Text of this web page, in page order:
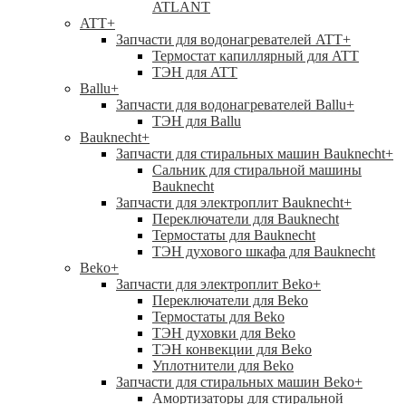
ATLANT
ATT+
Запчасти для водонагревателей ATT+
Термостат капиллярный для ATT
ТЭН для ATT
Ballu+
Запчасти для водонагревателей Ballu+
ТЭН для Ballu
Bauknecht+
Запчасти для стиральных машин Bauknecht+
Сальник для стиральной машины
Bauknecht
Запчасти для электроплит Bauknecht+
Переключатели для Bauknecht
Термостаты для Bauknecht
ТЭН духового шкафа для Bauknecht
Beko+
Запчасти для электроплит Beko+
Переключатели для Beko
Термостаты для Beko
ТЭН духовки для Beko
ТЭН конвекции для Beko
Уплотнители для Beko
Запчасти для стиральных машин Beko+
Амортизаторы для стиральной